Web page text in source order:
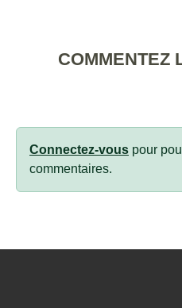
COMMENTEZ
Connectez-vous pour
commentaires.